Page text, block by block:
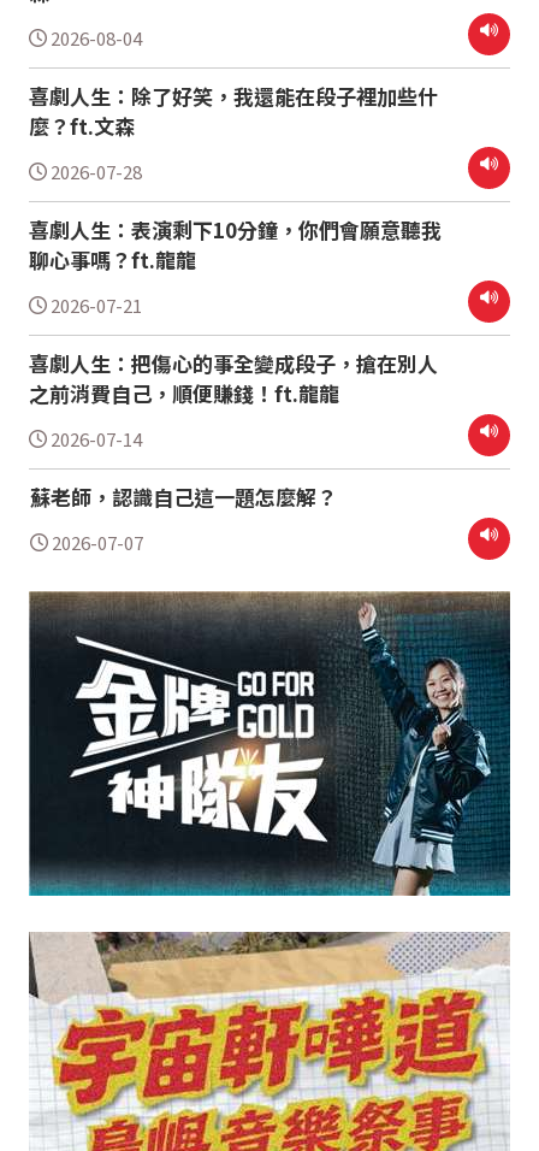
2026-08-04
喜劇人生：除了好笑，我還能在段子裡加些什
麼？ft.文森
2026-07-28
喜劇人生：表演剩下10分鐘，你們會願意聽我
聊心事嗎？ft.龍龍
2026-07-21
喜劇人生：把傷心的事全變成段子，搶在別人
之前消費自己，順便賺錢！ft.龍龍
2026-07-14
蘇老師，認識自己這一題怎麼解？
2026-07-07